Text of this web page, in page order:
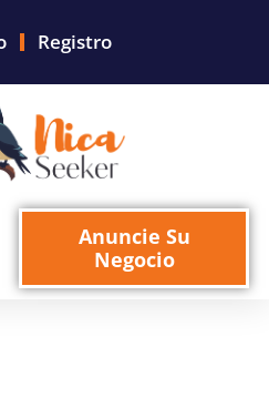
Registro
Anuncie Su
Negocio